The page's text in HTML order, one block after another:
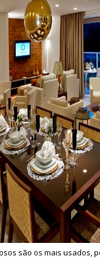
são os mais usados,